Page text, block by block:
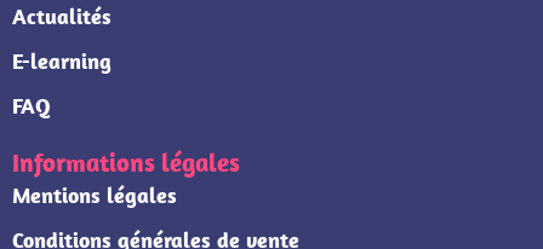
Actualités
E-learning
FAQ
Informations légales
Mentions légales
Conditions générales de vente